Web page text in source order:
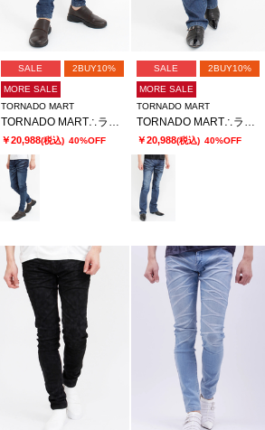
SALE 2BUY10%
MORE SALE
TORNADO MART
TORNADO MART∴ランダムシェービングスキニーデニム
￥20,988(税込) 40%OFF
SALE 2BUY10%
MORE SALE
TORNADO MART
TORNADO MART∴ランダムシェービングシューカットデニム
￥20,988(税込) 40%OFF